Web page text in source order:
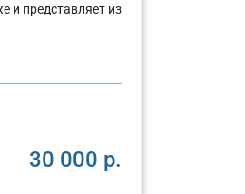
и представляет из
30 000 р.